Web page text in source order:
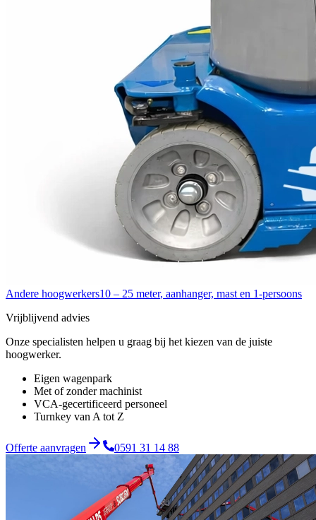
Andere hoogwerkers10 – 25 meter, aanhanger, mast en 1-persoons
Vrijblijvend advies
Onze specialisten helpen u graag bij het kiezen van de juiste
hoogwerker.
Eigen wagenpark
Met of zonder machinist
VCA-gecertificeerd personeel
Turnkey van A tot Z
Offerte aanvragen 0591 31 14 88